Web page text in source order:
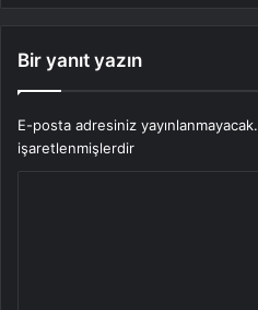
Bir yanıt yazın
E-posta adresiniz yayınlanmayacak.
işaretlenmişlerdir